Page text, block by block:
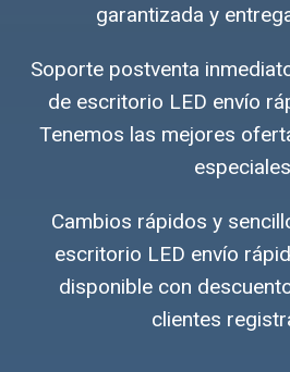
garantizada y
Soporte postventa
de escritorio LED envío
Tenemos las mejores
Cambios rápidos y
escritorio LED envío
disponible con
clientes